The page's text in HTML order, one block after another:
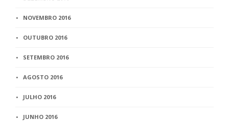
NOVEMBRO 2016
OUTUBRO 2016
SETEMBRO 2016
AGOSTO 2016
JULHO 2016
JUNHO 2016